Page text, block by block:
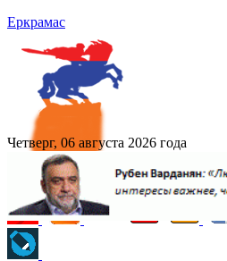
Еркрамас
Четверг, 06 августа 2026 года